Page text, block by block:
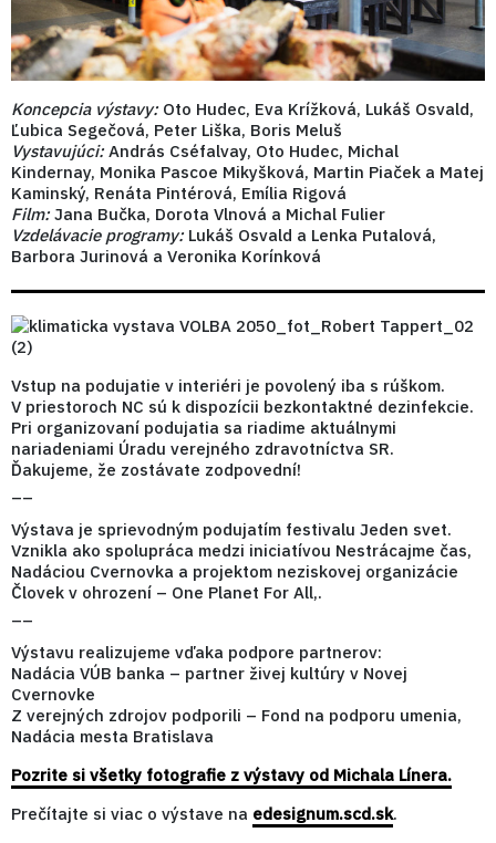
Koncepcia výstavy: Oto Hudec, Eva Krížková, Lukáš Osvald,
Ľubica Segečová, Peter Liška, Boris Meluš
Vystavujúci: András Cséfalvay, Oto Hudec, Michal
Kindernay, Monika Pascoe Mikyšková, Martin Piaček a Matej
Kaminský, Renáta Pintérová, Emília Rigová
Film: Jana Bučka, Dorota Vlnová a Michal Fulier
Vzdelávacie programy: Lukáš Osvald a Lenka Putalová,
Barbora Jurinová a Veronika Korínková
Vstup na podujatie v interiéri je povolený iba s rúškom.
V priestoroch NC sú k dispozícii bezkontaktné dezinfekcie.
Pri organizovaní podujatia sa riadime aktuálnymi
nariadeniami Úradu verejného zdravotníctva SR.
Ďakujeme, že zostávate zodpovední!
Výstava je sprievodným podujatím festivalu Jeden svet.
Vznikla ako spolupráca medzi iniciatívou Nestrácajme čas,
Nadáciou Cvernovka a projektom neziskovej organizácie
Človek v ohrození – One Planet For All,.
Výstavu realizujeme vďaka podpore partnerov:
Nadácia VÚB banka – partner živej kultúry v Novej
Cvernovke
Z verejných zdrojov podporili – Fond na podporu umenia,
Nadácia mesta Bratislava
Pozrite si všetky fotografie z výstavy od Michala Línera.
Prečítajte si viac o výstave na edesignum.scd.sk.